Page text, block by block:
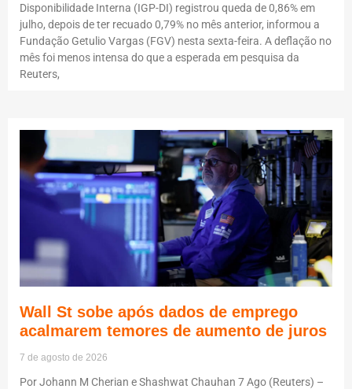
Disponibilidade Interna (IGP-DI) registrou queda de 0,86% em
julho, depois de ter recuado 0,79% no mês anterior, informou a
Fundação Getulio Vargas (FGV) nesta sexta-feira. A deflação no
mês foi menos intensa do que a esperada em pesquisa da
Reuters,
Wall St sobe após dados de emprego
acalmarem temores de aumento de juros
7 de agosto de 2026
Por Johann M Cherian e Shashwat Chauhan 7 Ago (Reuters) –